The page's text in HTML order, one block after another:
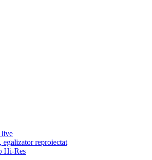
live
egalizator reproiectat
Hi-Res